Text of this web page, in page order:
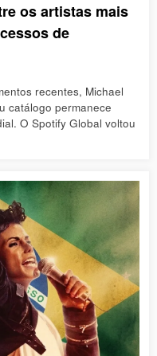
os artistas mais
de
recentes, Michael
catálogo permanece
O Spotify Global voltou